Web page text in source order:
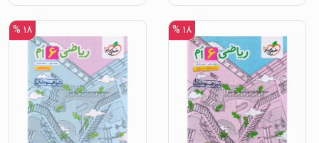
۱۸ % ۱۸ %